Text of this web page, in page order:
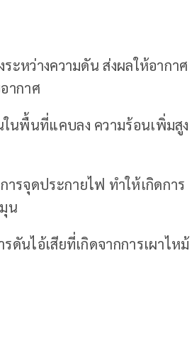
ะหว่างความดัน ส่งผลให้อากาศ
ากาศ
นพื้นที่แคบลง ความร้อนเพิ่มสูง
รจุดประกายไฟ ทำให้เกิดการ
น
ดันไอ้เสียที่เกิดจากการเผาไหม้